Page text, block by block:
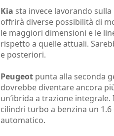
Kia sta invece lavorando
offrirà diverse possibilità di
le maggiori dimensioni e le
rispetto a quelle attuali.
e posteriori.
Peugeot punta alla seconda
dovrebbe diventare ancora
un’ibrida a trazione
cilindri turbo a benzina un
automatico.